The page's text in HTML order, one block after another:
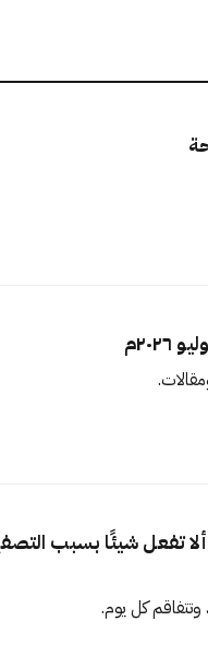
تفعل شيئًا بسبب
وتتفاقم كل يوم.